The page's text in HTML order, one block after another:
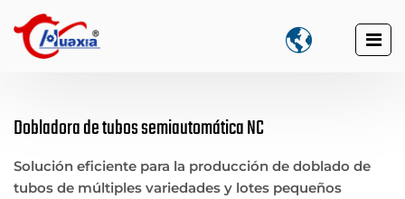

Dobladora de tubos semiautomática NC
Solución eficiente para la producción de doblado de
tubos de múltiples variedades y lotes pequeños